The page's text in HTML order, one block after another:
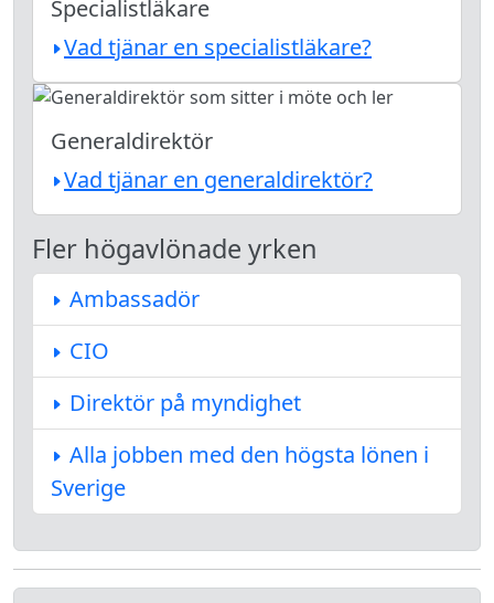
Specialistläkare
Vad tjänar en specialistläkare?
Generaldirektör
Vad tjänar en generaldirektör?
Fler högavlönade yrken
Ambassadör
CIO
Direktör på myndighet
Alla jobben med den högsta lönen i
Sverige